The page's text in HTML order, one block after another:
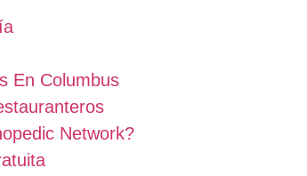
En Columbus
Network?